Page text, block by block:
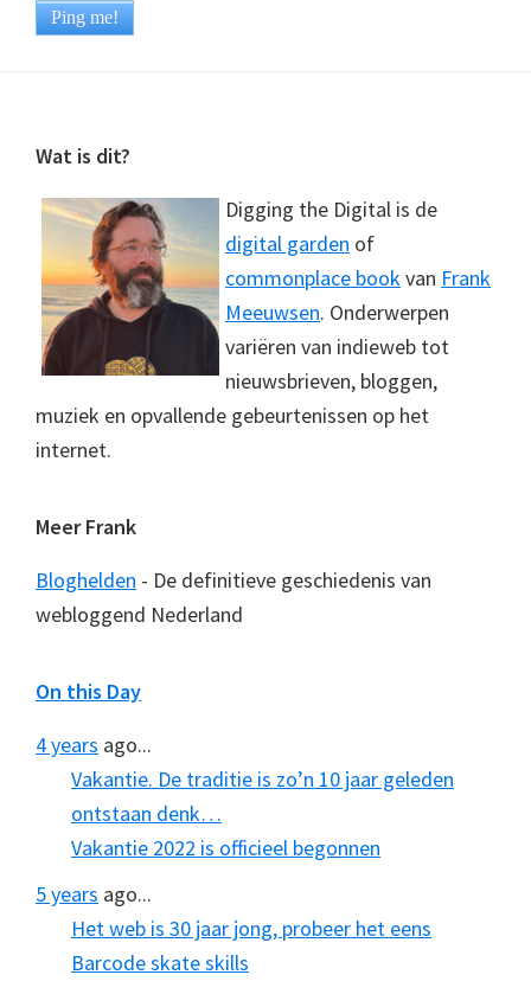
Footer
Wat is dit?
Digging the Digital is de
digital garden of
commonplace bookvan Frank
Meeuwsen. Onderwerpen
variëren van indieweb tot
nieuwsbrieven, bloggen,
muziek en opvallende gebeurtenissen op het
internet.
Meer Frank
Bloghelden - De definitieve geschiedenis van
webloggend Nederland
On this Day
4 years ago...
Vakantie. De traditie is zo’n 10 jaar geleden
ontstaan denk…
Vakantie 2022 is officieel begonnen
5 years ago...
Het web is 30 jaar jong, probeer het eens
Barcode skate skills